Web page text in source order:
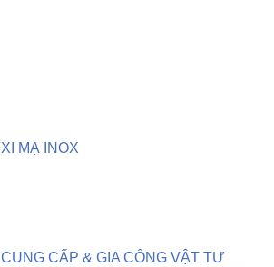
XI MẠ INOX
CUNG CẤP & GIA CÔNG VẬT TƯ